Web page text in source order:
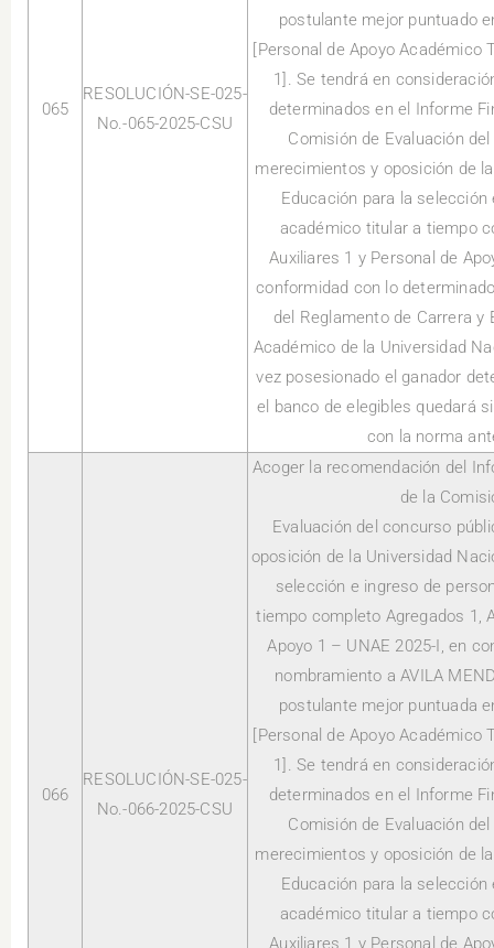
065
RESOLUCIÓN-SE-025-
No.-065-2025-CSU
postulante mejor puntuado
[Personal de Apoyo Académico
1]. Se tendrá en
determinados en el Informe
Comisión de Evaluación
merecimientos y oposición de
Educación para la
académico titular a tiempo
Auxiliares 1 y Personal de
conformidad con lo
del Reglamento de Carrera y
Académico de la Universidad
vez posesionado el ganador
el banco de elegibles quedará
con la norma
066
RESOLUCIÓN-SE-025-
No.-066-2025-CSU
Acoger la recomendación del
de la
Evaluación del concurso
oposición de la Universidad
selección e ingreso de
tiempo completo Agregados 1,
Apoyo 1 – UNAE 2025-I, en
nombramiento a AVILA
postulante mejor puntuada
[Personal de Apoyo Académico
1]. Se tendrá en
determinados en el Informe
Comisión de Evaluación
merecimientos y oposición de
Educación para la
académico titular a tiempo
Auxiliares 1 y Personal de